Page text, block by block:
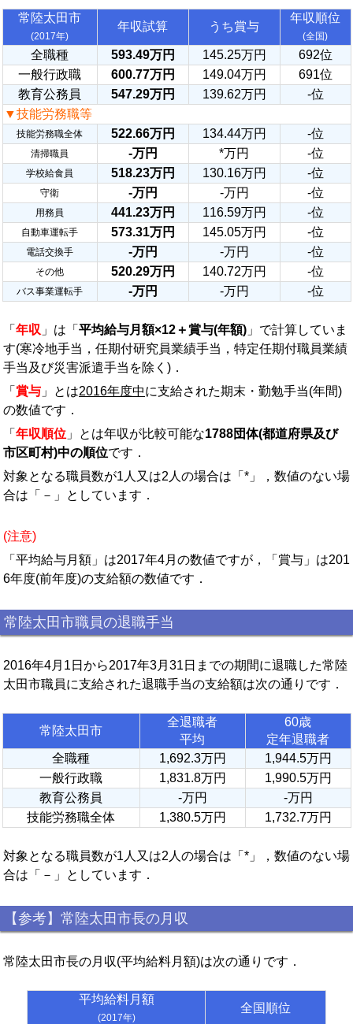
常陸太田市
(2017年)
年収試算 うち賞与
年収順位
(全国)
全職種 593.49万円 145.25万円
692位
一般行政職
600.77万円 149.04万円
691位
教育公務員
547.29万円 139.62万円
-位
▼技能労務職等
技能労務職全体 522.66万円 134.44万円 -位
清掃職員 -万円 *万円 -位
学校給食員 518.23万円 130.16万円 -位
守衛 -万円 -万円 -位
用務員 441.23万円 116.59万円 -位
自動車運転手 573.31万円 145.05万円 -位
電話交換手 -万円 -万円 -位
その他 520.29万円 140.72万円 -位
バス事業運転手 -万円 -万円 -位
「 年収 」は「 平均給与月額×12＋賞与(年額) 」で計算していま
す(寒冷地手当，任期付研究員業績手当，特定任期付職員業績
手当及び災害派遣手当を除く)．
「 賞与 」とは2016年度中に支給された期末・勤勉手当(年間)
の数値です．
「 年収順位 」とは年収が比較可能な1788団体(都道府県及び
市区町村)中の順位です．
対象となる職員数が1人又は2人の場合は「*」，数値のない場
合は「－」としています．
(注意)
「平均給与月額」は2017年4月の数値ですが，「賞与」は201
6年度(前年度)の支給額の数値です．
常陸太田市職員の退職手当
2016年4月1日から2017年3月31日までの期間に退職した常陸
太田市職員に支給された退職手当の支給額は次の通りです．
常陸太田市
全退職者
平均
60歳
定年退職者
全職種
1,692.3万円
1,944.5万円
一般行政職
1,831.8万円
1,990.5万円
教育公務員
-万円
-万円
技能労務職全体
1,380.5万円 1,732.7万円
対象となる職員数が1人又は2人の場合は「*」，数値のない場
合は「－」としています．
【参考】常陸太田市長の月収
常陸太田市長の月収(平均給料月額)は次の通りです．
平均給料月額
(2017年)
全国順位